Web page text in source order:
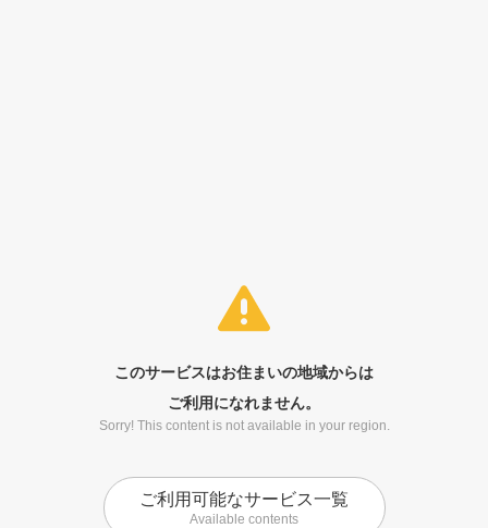
このサービスはお住まいの地域からは
ご利用になれません。
Sorry! This content is not available in your region.
ご利用可能なサービス一覧
Available contents